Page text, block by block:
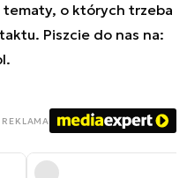
o których trzeba
Piszcie do nas na:
.
REKLAMA